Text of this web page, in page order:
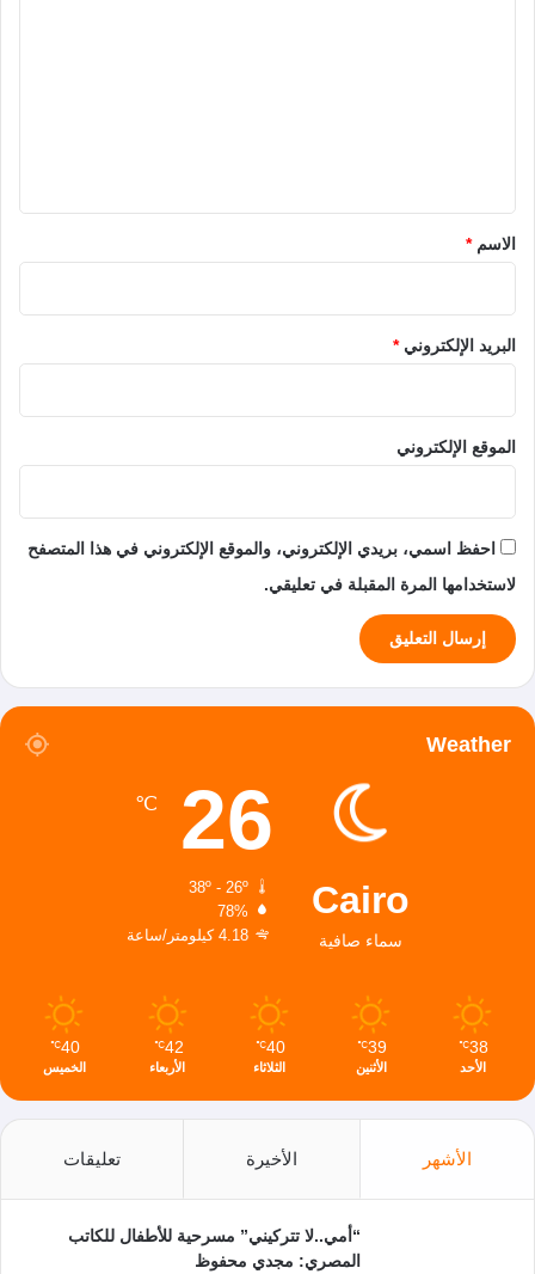
*الاسم*
البريد الإلكتروني*
الموقع الإلكتروني
احفظ اسمي، بريدي الإلكتروني، والموقع الإلكتروني في هذا المتصفح
لاستخدامها المرة المقبلة في تعليقي.
Weather
Cairo
سماء صافية
26
℃
38º - 26º
78%
4.18 كيلومتر/ساعة
38
℃
الأحد
39
℃
الأثنين
40
℃
الثلاثاء
42
℃
الأربعاء
40
℃
الخميس
الأشهر الأخيرة تعليقات
“أمي..لا تتركيني” مسرحية للأطفال للكاتب
المصري: مجدي محفوظ